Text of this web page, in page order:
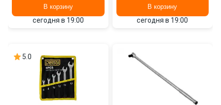
В корзину
сегодня в 19:00
В корзину
сегодня в 19:00
5.0